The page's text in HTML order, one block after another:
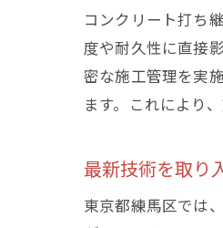
コンクリート打ち
度や耐久性に直接
密な施工管理を実
ます。これにより
最新技術を取り
東京都練馬区では